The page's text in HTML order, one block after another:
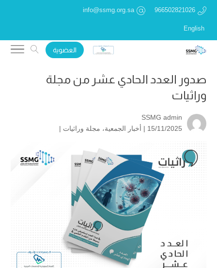
966502821026
info@ssmg.org.sa
English
العضوية
صدور العدد الحادي عشر من مجلة
وراثيات
SSMG admin
15/11/2025 |
أخبار الجمعية، مجلة وراثيات |